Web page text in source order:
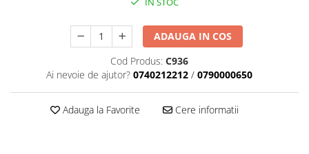
ADAUGA IN COS
Cod Produs: C936
Ai nevoie de ajutor? 0740212212 / 0790000650
Adauga la Favorite Cere informatii